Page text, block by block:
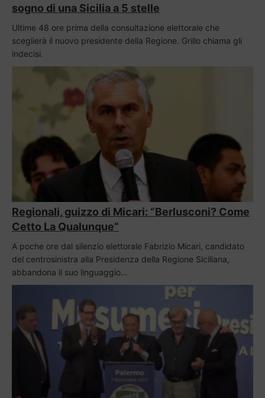
sogno di una Sicilia a 5 stelle
Ultime 48 ore prima della consultazione elettorale che
sceglierà il nuovo presidente della Regione. Grillo chiama gli
indecisi.
Regionali, guizzo di Micari: “Berlusconi? Come
Cetto La Qualunque”
A poche ore dal silenzio elettorale Fabrizio Micari, candidato
del centrosinistra alla Presidenza della Regione Siciliana,
abbandona il suo linguaggio…